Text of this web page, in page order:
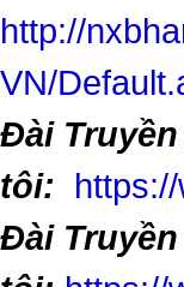
http://
VN/
Đài
tôi:
Đài